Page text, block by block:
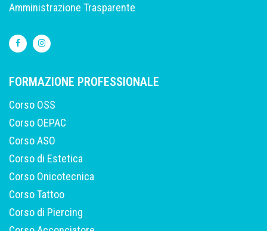
Amministrazione Trasparente
FORMAZIONE PROFESSIONALE
Corso OSS
Corso OEPAC
Corso ASO
Corso di Estetica
Corso Onicotecnica
Corso Tattoo
Corso di Piercing